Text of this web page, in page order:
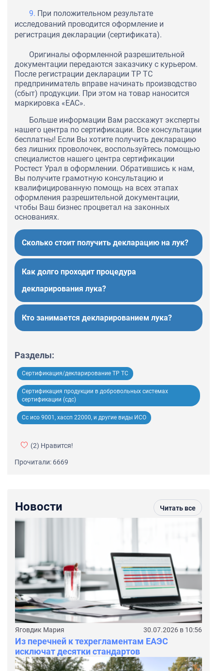
При положительном результате
исследований проводится оформление и
регистрация декларации (сертификата).
Оригиналы оформленной разрешительной
документации передаются заказчику с курьером.
После регистрации декларации ТР ТС
предприниматель вправе начинать производство
(сбыт) продукции. При этом на товар наносится
маркировка «ЕАС».
Больше информации Вам расскажут эксперты
нашего центра по сертификации. Все консультации
бесплатны! Если Вы хотите получить декларацию
без лишних проволочек, воспользуйтесь помощью
специалистов нашего центра сертификации
Ростест Урал в оформлении. Обратившись к нам,
Вы получите грамотную консультацию и
квалифицированную помощь на всех этапах
оформления разрешительной документации,
чтобы Ваш бизнес процветал на законных
основаниях.
Сколько стоит получить декларацию на лук?
Как долго проходит процедура
декларирования лука?
Кто занимается декларированием лука?
Разделы:
Сертификация/декларирование ТР ТС
Сертификация продукции в добровольных системах
сертификации (сдс)
Сс исо 9001, хассп 22000, и другие виды ИСО
(2) Нравится!
Прочитали: 6669
Новости Читать все
Яговдик Мария 30.07.2026 в 10:56
Из перечней к техрегламентам ЕАЭС
исключат десятки стандартов